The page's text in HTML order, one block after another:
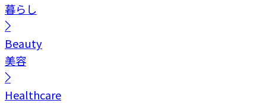
暮らし
Beauty
美容
Healthcare